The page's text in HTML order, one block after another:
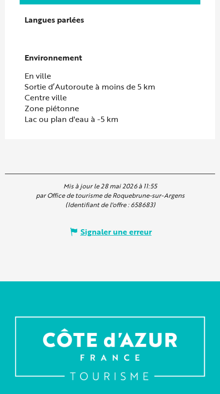
Langues parlées
Langues parlées
Environnement
Environnement
En ville
Sortie d’Autoroute à moins de 5 km
Centre ville
Zone piétonne
Lac ou plan d'eau à -5 km
Mis à jour le 28 mai 2026 à 11:55
par Office de tourisme de Roquebrune-sur-Argens
(Identifiant de l'offre :658683)
Signaler une erreur